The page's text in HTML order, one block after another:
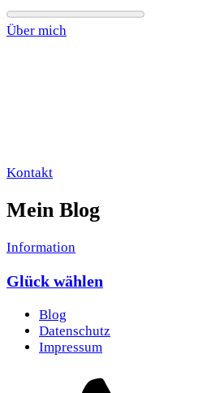
Über mich
Kontakt
Mein Blog
Information
Glück wählen
Blog
Datenschutz
Impressum